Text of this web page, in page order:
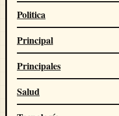
Politica
Principal
Principales
Salud